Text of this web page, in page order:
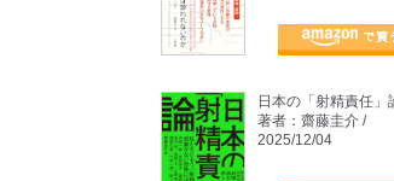
日本の「射精責任」
著者：齋藤圭介 /
2025/12/04